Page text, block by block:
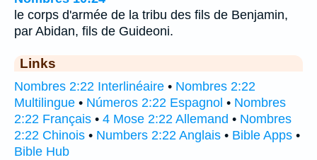
le corps d'armée de la tribu des fils de Benjamin,
par Abidan, fils de Guideoni.
Links
Nombres 2:22 Interlinéaire • Nombres 2:22
Multilingue • Números 2:22 Espagnol • Nombres
2:22 Français • 4 Mose 2:22 Allemand • Nombres
2:22 Chinois • Numbers 2:22 Anglais • Bible Apps •
Bible Hub